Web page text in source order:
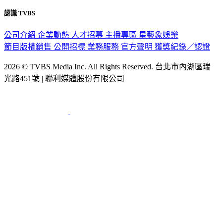
認識 TVBS
公司介紹 企業動態 人才招募 主播專區 星藝象娛樂
節目版權銷售 公開招標 業務服務 官方聲明 獲獎紀錄／認證
2026 © TVBS Media Inc. All Rights Reserved. 台北市內湖區瑞
光路451號 | 聯利媒體股份有限公司